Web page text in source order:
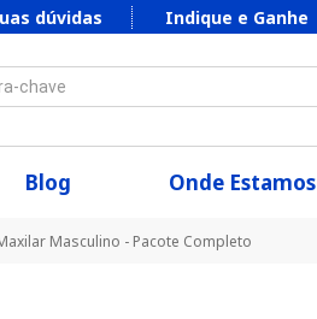
dúvidas Indique e Ganhe
chave
Blog Onde Estamos
Masculino - Pacote Completo